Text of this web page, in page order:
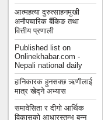
आत्महत्या दुरुत्साहनमुखी
अनौपचारिक बैंकिङ तथा
वित्तीय प्रणाली
Published list on
Onlinekhabar.com -
Nepali national daily
हानिकारक हुनसक्छ ऋणीलाई
मात्र खेद्ने अभ्यास
समावेसिता र दीगो आर्थिक
विकासको आधारस्तम्भ बन्न